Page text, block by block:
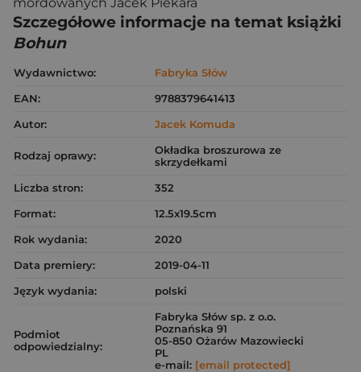
Szczegółowe informacje na temat książki
Bohun
Wydawnictwo:
Fabryka Słów
EAN:
9788379641413
Autor:
Jacek Komuda
Rodzaj oprawy:
Okładka broszurowa ze
skrzydełkami
Liczba stron:
352
Format:
12.5x19.5cm
Rok wydania:
2020
Data premiery:
2019-04-11
Język wydania:
polski
Podmiot
odpowiedzialny:
Fabryka Słów sp. z o.o.
Poznańska 91
05-850 Ożarów Mazowiecki
PL
e-mail: [email protected]